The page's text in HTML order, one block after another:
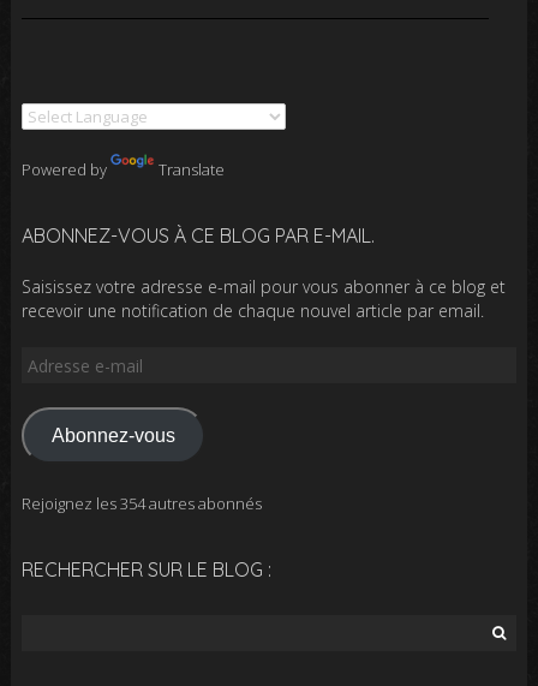
Powered by Translate
ABONNEZ-VOUS À CE BLOG PAR E-MAIL.
Saisissez votre adresse e-mail pour vous abonner à ce blog et
recevoir une notification de chaque nouvel article par email.
Adresse
mail
Abonnez-vous
Rejoignez les 354 autres abonnés
RECHERCHER SUR LE BLOG :